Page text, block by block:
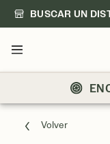
BUSCAR UN
Menú
Volver